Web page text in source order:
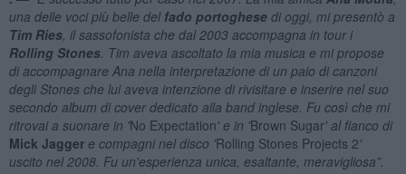
una delle voci più belle delfado portoghesedi oggi, mi presentò a
Tim Ries, il sassofonista che dal 2003 accompagna in tour i
Rolling Stones. Tim aveva ascoltato la mia musica e mi propose
di accompagnare Ana nella interpretazione di un paio di canzoni
degli Stones che lui aveva intenzione di rivisitare e inserire nel suo
secondo album di cover dedicato alla band inglese. Fu così che mi
ritrovai a suonare in 'No Expectation' e in 'Brown Sugar' al fianco di
Mick Jaggere compagni nel disco 'Rolling Stones Projects 2'
uscito nel 2008. Fu un'esperienza unica, esaltante, meravigliosa”.